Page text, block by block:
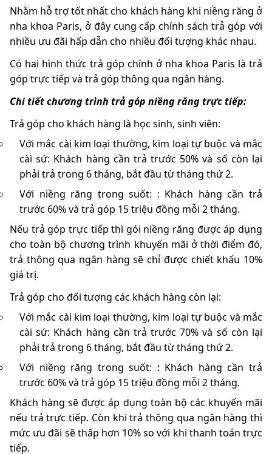
Nhằm hỗ trợ tốt nhất cho khách hàng khi niềng răng ở
nha khoa Paris, ở đây cung cấp chính sách trả góp với
nhiều ưu đãi hấp dẫn cho nhiều đối tượng khác nhau.
Có hai hình thức trả góp chính ở nha khoa Paris là trả
góp trực tiếp và trả góp thông qua ngân hàng.
Chi tiết chương trình trả góp niềng răng trực tiếp:
Trả góp cho khách hàng là học sinh, sinh viên:
Với mắc cài kim loại thường, kim loại tự buộc và mắc
cài sứ: Khách hàng cần trả trước 50% và số còn lại
phải trả trong 6 tháng, bắt đầu từ tháng thứ 2.
Với niềng răng trong suốt: : Khách hàng cần trả
trước 60% và trả góp 15 triệu đồng mỗi 2 tháng.
Nếu trả góp trực tiếp thì gói niềng răng được áp dụng
cho toàn bộ chương trình khuyến mãi ở thời điểm đó,
trả thông qua ngân hàng sẽ chỉ được chiết khấu 10%
giá trị.
Trả góp cho đối tượng các khách hàng còn lại:
Với mắc cài kim loại thường, kim loại tự buộc và mắc
cài sứ: Khách hàng cần trả trước 70% và số còn lại
phải trả trong 6 tháng, bắt đầu từ tháng thứ 2.
Với niềng răng trong suốt: : Khách hàng cần trả
trước 60% và trả góp 15 triệu đồng mỗi 2 tháng.
Khách hàng sẽ được áp dụng toàn bộ các khuyến mãi
nếu trả trực tiếp. Còn khi trả thông qua ngân hàng thì
mức ưu đãi sẽ thấp hơn 10% so với khi thanh toán trực
tiếp.